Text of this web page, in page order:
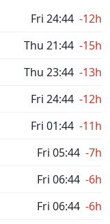
Fri 24:44 -12h
Thu 21:44 -15h
Thu 23:44 -13h
Fri 24:44 -12h
Fri 01:44 -11h
Fri 05:44 -7h
Fri 06:44 -6h
Fri 06:44 -6h